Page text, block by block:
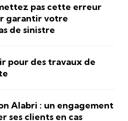
pas cette erreur
garantir votre
de sinistre
pour des travaux de
Alabri : un engagement
ses clients en cas